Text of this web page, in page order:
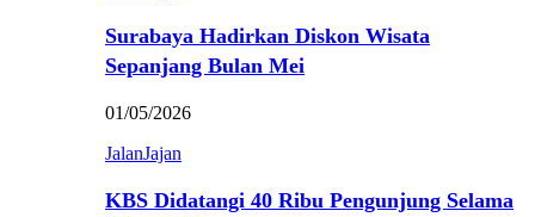
Surabaya Hadirkan Diskon Wisata
Sepanjang Bulan Mei
01/05/2026
JalanJajan
KBS Didatangi 40 Ribu Pengunjung Selama